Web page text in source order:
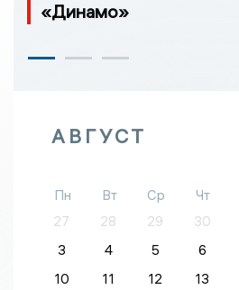
«Динамо»
АВГУСТ
Пн Вт Ср Чт
27
28 29 30
3
4 5 6
10
11 12 13